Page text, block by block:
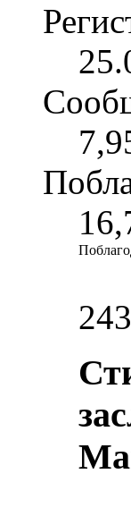
243